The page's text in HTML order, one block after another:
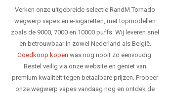
Verken onze uitgebreide selectie RandM Tornado
wegwerp vapes en e-sigaretten, met topmodellen
zoals de 9000, 7000 en 10000 puffs. Wij leveren snel
en betrouwbaar in zowel Nederland als België.
Goedkoop kopen was nog nooit zo eenvoudig.
Bestel veilig via onze website en geniet van
premium kwaliteit tegen betaalbare prijzen. Probeer
onze wegwerp vapes vandaag nog en ontdek de